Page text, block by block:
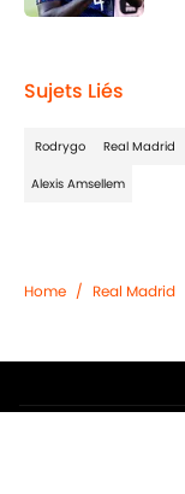
Sujets Liés
Rodrygo Real Madrid
Alexis Amsellem
Home / Real Madrid